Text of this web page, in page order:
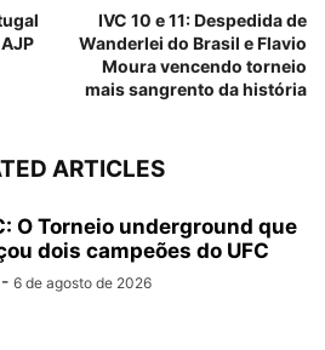
IVC 10 e 11: Despedida de
Wanderlei do Brasil e Flavio
Moura vencendo torneio
mais sangrento da história
ARTICLES
O Torneio underground que
dois campeões do UFC
- 6 de agosto de 2026